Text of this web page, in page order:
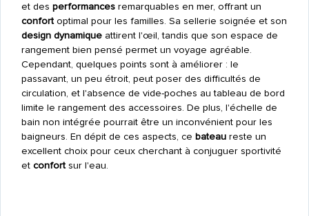
et des performancesremarquables en mer, offrant un
confortoptimal pour les familles. Sa sellerie soignée et son
design dynamiqueattirent l'œil, tandis que son espace de
rangement bien pensé permet un voyage agréable.
Cependant, quelques points sont à améliorer : le
passavant, un peu étroit, peut poser des difficultés de
circulation, et l'absence de vide-poches au tableau de bord
limite le rangement des accessoires. De plus, l'échelle de
bain non intégrée pourrait être un inconvénient pour les
baigneurs. En dépit de ces aspects, ce bateaureste un
excellent choix pour ceux cherchant à conjuguer sportivité
et confortsur l'eau.